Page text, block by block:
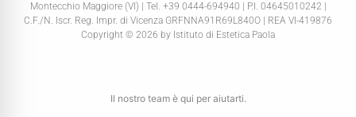
Montecchio Maggiore (VI) | Tel. +39 0444-694940 | P.I. 04645010242 |
C.F./N. Iscr. Reg. Impr. di Vicenza GRFNNA91R69L840O | REA VI-419876
Copyright © 2026 by Istituto di Estetica Paola
Il nostro team è qui per aiutarti.